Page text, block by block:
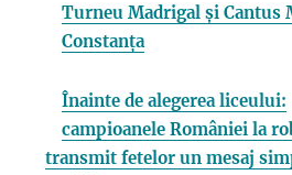
Turneu Madrigal și Cantus
Constanța
Înainte de alegerea liceului:
campioanele României la
transmit fetelor un mesaj